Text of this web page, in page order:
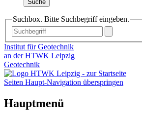
Suche
Suchbox. Bitte Suchbegriff eingeben.
Institut für Geotechnik
an der HTWK Leipzig
Geotechnik
Seiten Haupt-Navigation überspringen
Hauptmenü